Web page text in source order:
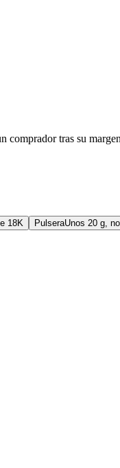
comprador tras su
18K PulseraUnos 20 g,